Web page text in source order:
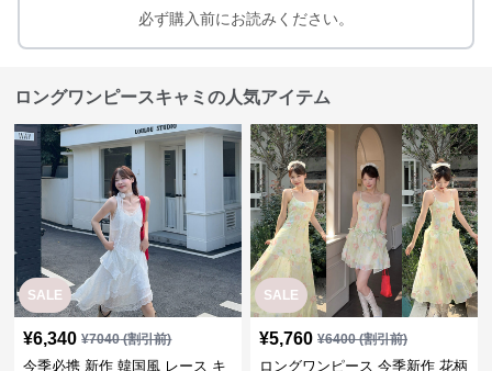
必ず購入前にお読みください。
ロングワンピースキャミの人気アイテム
SALE
¥6,340 ¥7040(割引前)
今季必携 新作 韓国風 レース キ
SALE
¥5,760 ¥6400(割引前)
ロングワンピース 今季新作 花柄